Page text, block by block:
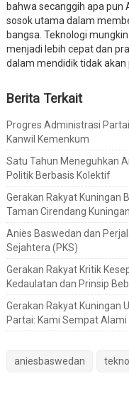
bahwa secanggih apa pun
sosok utama dalam
bangsa. Teknologi
menjadi lebih cepat dan
dalam mendidik tidak akan
Berita Terkait
Progres Administrasi
Kanwil Kemenkum
Satu Tahun Meneguhkan
Politik Berbasis Kolektif
Gerakan Rakyat Kuningan
Taman Cirendang Kuningan
Anies Baswedan dan
Sejahtera (PKS)
Gerakan Rakyat Kritik
Kedaulatan dan Prinsip
Gerakan Rakyat Kuningan
Partai: Kami Sempat Alami
aniesbaswedan